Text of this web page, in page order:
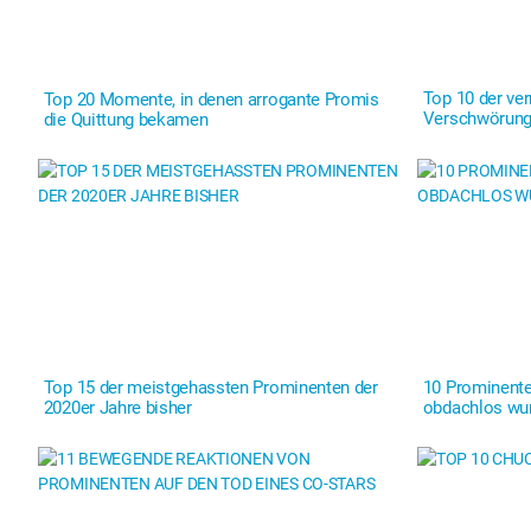
Top 20 Momente, in denen arrogante Promis
die Quittung bekamen
Top 10 der
Top 15 der meistgehassten Prominenten der
2020er Jahre bisher
10
obdachlos